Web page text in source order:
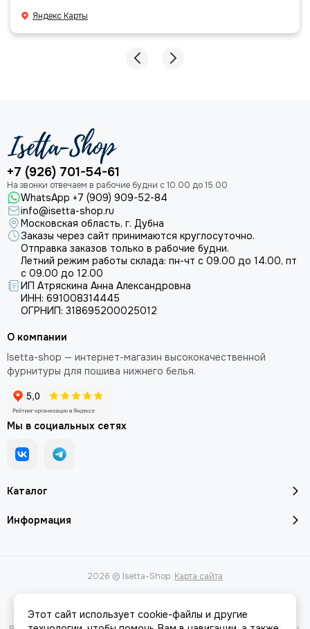
большое команде!
Яндекс Карты
+7 (926) 701-54-61
WhatsApp +7 (909) 909-52-84
info@isetta-shop.ru
Московская область, г. Дубна
Заказы через сайт принимаются круглосуточно.
Отправка заказов только в рабочие будни.
Летний режим работы склада: пн-чт с 09.00 до 14.00, пт
с 09.00 до 12.00
ИП Атряскина Анна Александровна
ИНН: 691008314445
ОГРНИП: 318695200025012
Каталог
Информация
О компании
Isetta-shop — интернет-магазин высококачественной
фурнитуры для пошива нижнего белья.
Мы в социальных сетях
2026 © Isetta-Shop. Карта сайта
Этот сайт использует cookie-файлы и другие